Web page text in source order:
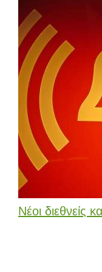
Νέοι διεθνείς